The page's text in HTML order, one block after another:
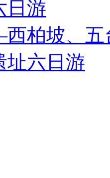
柏坡、五
址六日游